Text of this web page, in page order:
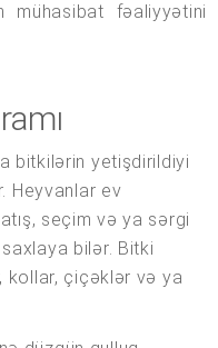
mühasibat fəaliyyətini
bitkilərin yetişdirildiyi
Heyvanlar ev
seçim və ya sərgi
bilər. Bitki
kollar, çiçəklər və ya